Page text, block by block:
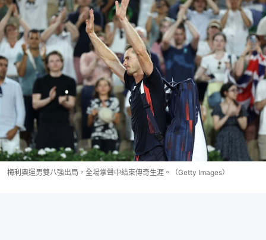
梅利奧運男雙八強出局，全場掌聲中結束傳奇生涯。（Getty Images）